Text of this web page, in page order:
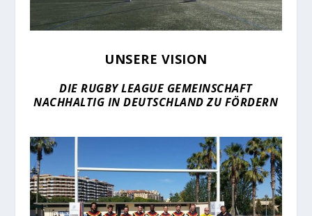
UNSERE VISION
DIE RUGBY LEAGUE GEMEINSCHAFT
NACHHALTIG IN DEUTSCHLAND ZU FÖRDERN